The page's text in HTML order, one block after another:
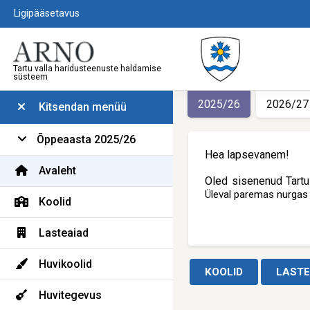
Ligipääsetavus
Tartu valla haridusteenuste haldamise
süsteem
Kitsendan menüü
Õppeaasta 2025/26
Avaleht
Koolid
Lasteaiad
Huvikoolid
Huvitegevus
2025/26 2026/27
Hea lapsevanem!
Oled sisenenud
Üleval paremas